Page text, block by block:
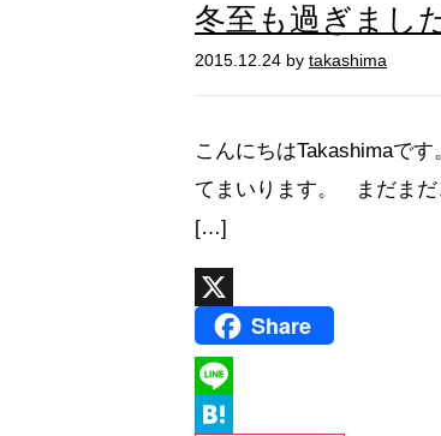
冬至も過ぎました
2015.12.24 by takashima
こんにちはTakashimaで
てまいります。 まだまだ
[…]
Share
L